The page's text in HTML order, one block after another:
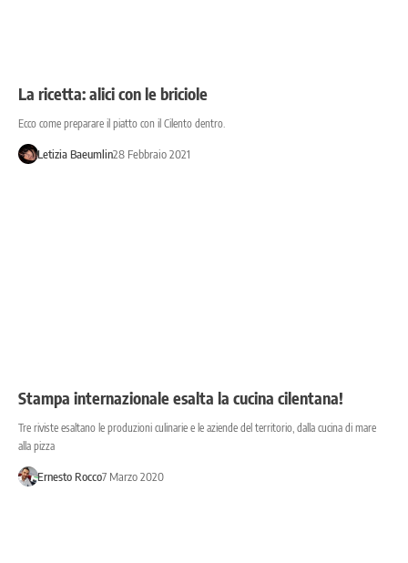
La ricetta: alici con le briciole
Ecco come preparare il piatto con il Cilento dentro.
Letizia Baeumlin28 Febbraio 2021
Stampa internazionale esalta la cucina cilentana!
Tre riviste esaltano le produzioni culinarie e le aziende del territorio, dalla cucina di mare
alla pizza
Ernesto Rocco7 Marzo 2020